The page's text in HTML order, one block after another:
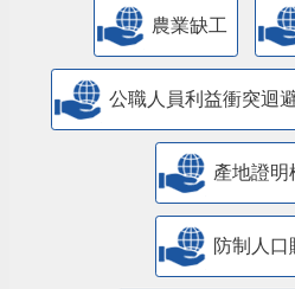
農業缺工
公職人員利益衝突迴
產地證明
防制人口